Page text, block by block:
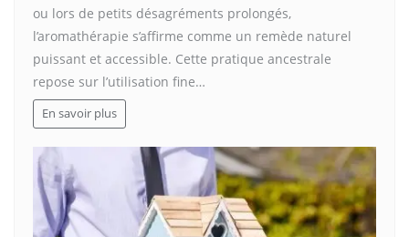
ou lors de petits désagréments prolongés,
l’aromathérapie s’affirme comme un remède naturel
puissant et accessible. Cette pratique ancestrale
repose sur l’utilisation fine…
En savoir plus